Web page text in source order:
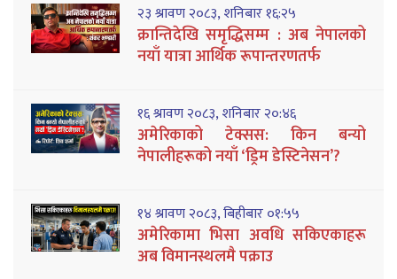
२३ श्रावण २०८३, शनिबार १६:२५
क्रान्तिदेखि समृद्धिसम्म : अब नेपालको
नयाँ यात्रा आर्थिक रूपान्तरणतर्फ
१६ श्रावण २०८३, शनिबार २०:४६
अमेरिकाको टेक्सस: किन बन्यो
नेपालीहरूको नयाँ ‘ड्रिम डेस्टिनेसन’?
१४ श्रावण २०८३, बिहीबार ०१:५५
अमेरिकामा भिसा अवधि सकिएकाहरू
अब विमानस्थलमै पक्राउ